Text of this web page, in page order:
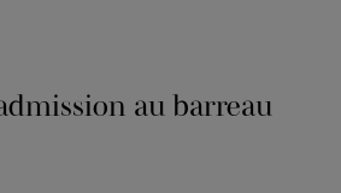
au barreau